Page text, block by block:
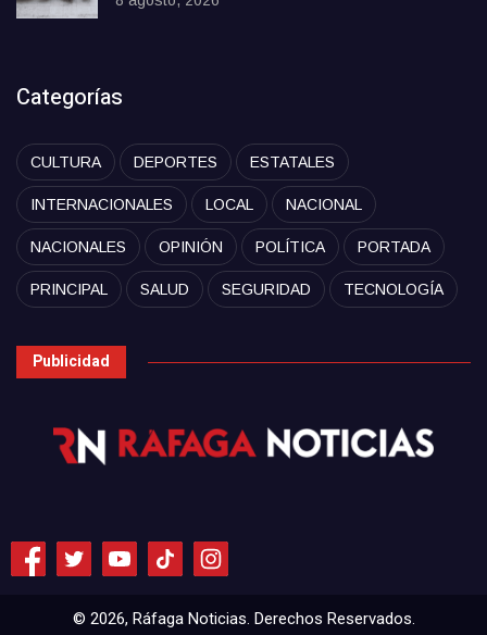
Categorías
CULTURA DEPORTES ESTATALES
INTERNACIONALES LOCAL NACIONAL
NACIONALES OPINIÓN POLÍTICA PORTADA
PRINCIPAL SALUD SEGURIDAD TECNOLOGÍA
Publicidad
© 2026, Ráfaga Noticias. Derechos Reservados.